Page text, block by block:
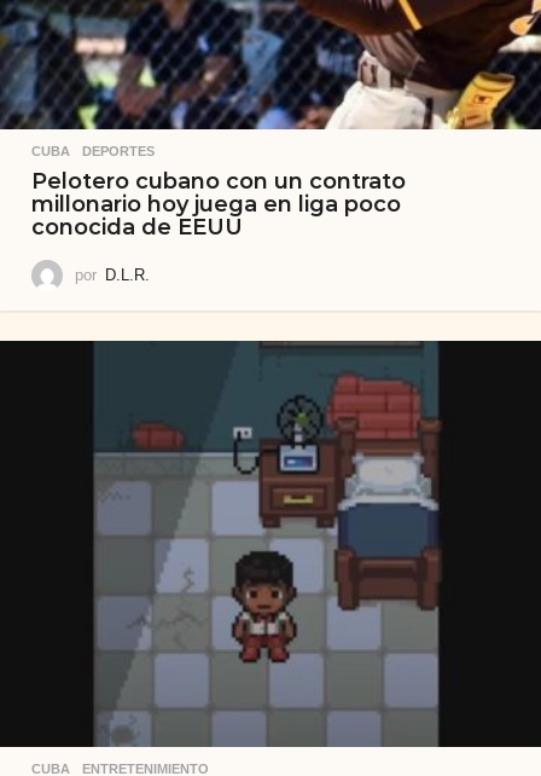
CUBA ,DEPORTES
Pelotero cubano con un contrato
millonario hoy juega en liga poco
conocida de EEUU
por D.L.R.
CUBA ,ENTRETENIMIENTO